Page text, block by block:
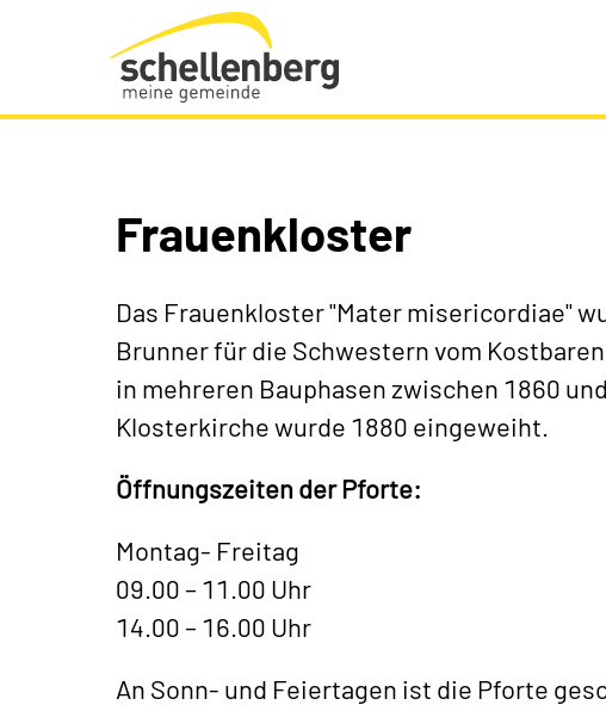
Gemeinde Schellenberg Startseite
Frauenkloster
Das Frauenkloster "Mater misericordiae"
Brunner für die Schwestern vom
in mehreren Bauphasen zwischen 1860
Klosterkirche wurde 1880 eingeweiht.
Öffnungszeiten der Pforte:
Montag- Freitag
09.00 – 11.00 Uhr
14.00 – 16.00 Uhr
An Sonn- und Feiertagen ist die Pforte